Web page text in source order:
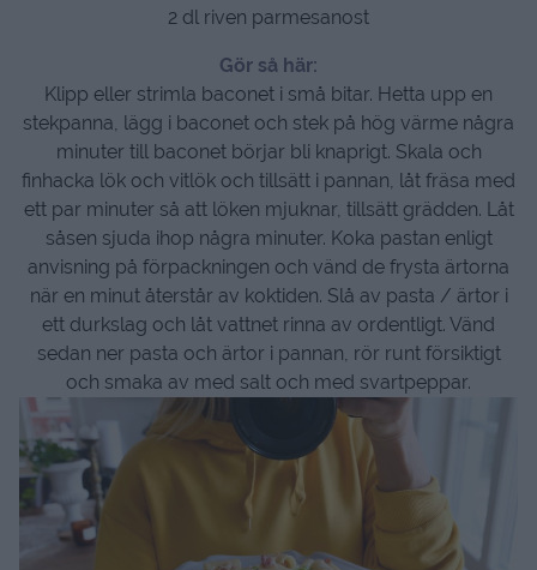
2 dl riven parmesanost
Gör så här:
Klipp eller strimla baconet i små bitar. Hetta upp en
stekpanna, lägg i baconet och stek på hög värme några
minuter till baconet börjar bli knaprigt. Skala och
finhacka lök och vitlök och tillsätt i pannan, låt fräsa med
ett par minuter så att löken mjuknar, tillsätt grädden. Låt
såsen sjuda ihop några minuter. Koka pastan enligt
anvisning på förpackningen och vänd de frysta ärtorna
när en minut återstår av koktiden. Slå av pasta / ärtor i
ett durkslag och låt vattnet rinna av ordentligt. Vänd
sedan ner pasta och ärtor i pannan, rör runt försiktigt
och smaka av med salt och med svartpeppar.